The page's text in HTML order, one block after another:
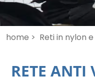
home > Reti in nylon
RETE ANTI